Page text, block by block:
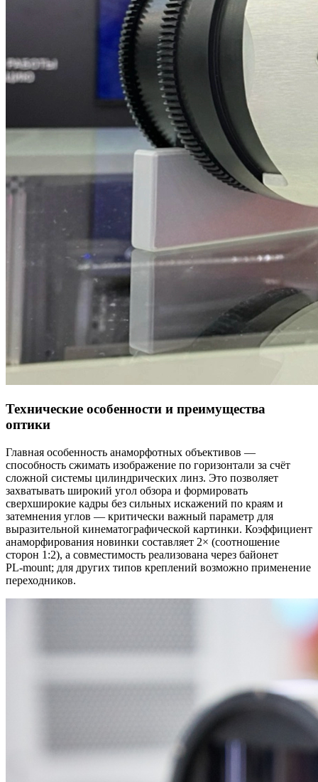
Технические особенности и преимущества
оптики
Главная особенность анаморфотных объективов —
способность сжимать изображение по горизонтали за счёт
сложной системы цилиндрических линз. Это позволяет
захватывать широкий угол обзора и формировать
сверхширокие кадры без сильных искажений по краям и
затемнения углов — критически важный параметр для
выразительной кинематографической картинки. Коэффициент
анаморфирования новинки составляет 2× (соотношение
сторон 1:2), а совместимость реализована через байонет
PL‑mount; для других типов креплений возможно применение
переходников.